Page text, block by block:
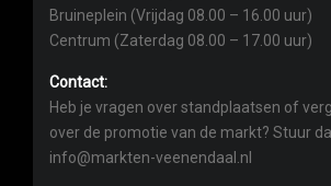
Bruineplein (Vrijdag 08.00 – 16.00 uur)
Centrum (Zaterdag 08.00 – 17.00 uur)
Contact:
Heb je vragen over standplaatsen of
over de promotie van de markt? Stuur
info@markten-veenendaal.nl